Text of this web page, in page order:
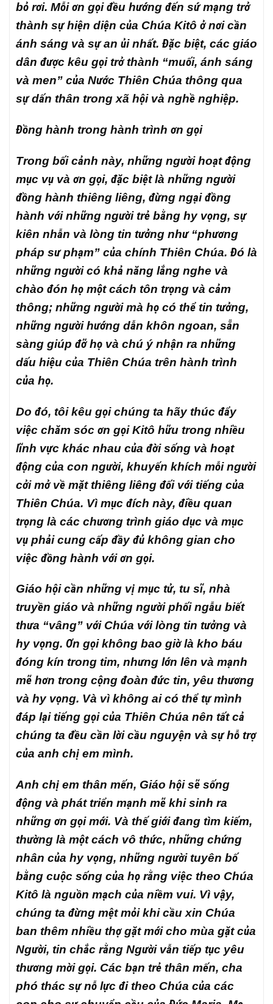
bỏ rơi. Mỗi ơn gọi đều hướng đến sứ mạng trở
thành sự hiện diện của Chúa Kitô ở nơi cần
ánh sáng và sự an ủi nhất. Đặc biệt, các giáo
dân được kêu gọi trở thành “muối, ánh sáng
và men” của Nước Thiên Chúa thông qua
sự dấn thân trong xã hội và nghề nghiệp.
Đồng hành trong hành trình ơn gọi
Trong bối cảnh này, những người hoạt động
mục vụ và ơn gọi, đặc biệt là những người
đồng hành thiêng liêng, đừng ngại đồng
hành với những người trẻ bằng hy vọng, sự
kiên nhẫn và lòng tin tưởng như “phương
pháp sư phạm” của chính Thiên Chúa. Đó là
những người có khả năng lắng nghe và
chào đón họ một cách tôn trọng và cảm
thông; những người mà họ có thể tin tưởng,
những người hướng dẫn khôn ngoan, sẵn
sàng giúp đỡ họ và chú ý nhận ra những
dấu hiệu của Thiên Chúa trên hành trình
của họ.
Do đó, tôi kêu gọi chúng ta hãy thúc đẩy
việc chăm sóc ơn gọi Kitô hữu trong nhiều
lĩnh vực khác nhau của đời sống và hoạt
động của con người, khuyến khích mỗi người
cởi mở về mặt thiêng liêng đối với tiếng của
Thiên Chúa. Vì mục đích này, điều quan
trọng là các chương trình giáo dục và mục
vụ phải cung cấp đầy đủ không gian cho
việc đồng hành với ơn gọi.
Giáo hội cần những vị mục tử, tu sĩ, nhà
truyền giáo và những người phối ngẫu biết
thưa “vâng” với Chúa với lòng tin tưởng và
hy vọng. Ơn gọi không bao giờ là kho báu
đóng kín trong tim, nhưng lớn lên và mạnh
mẽ hơn trong cộng đoàn đức tin, yêu thương
và hy vọng. Và vì không ai có thể tự mình
đáp lại tiếng gọi của Thiên Chúa nên tất cả
chúng ta đều cần lời cầu nguyện và sự hỗ trợ
của anh chị em mình.
Anh chị em thân mến, Giáo hội sẽ sống
động và phát triển mạnh mẽ khi sinh ra
những ơn gọi mới. Và thế giới đang tìm kiếm,
thường là một cách vô thức, những chứng
nhân của hy vọng, những người tuyên bố
bằng cuộc sống của họ rằng việc theo Chúa
Kitô là nguồn mạch của niềm vui. Vì vậy,
chúng ta đừng mệt mỏi khi cầu xin Chúa
ban thêm nhiều thợ gặt mới cho mùa gặt của
Người, tin chắc rằng Người vẫn tiếp tục yêu
thương mời gọi. Các bạn trẻ thân mến, cha
phó thác sự nỗ lực đi theo Chúa của các